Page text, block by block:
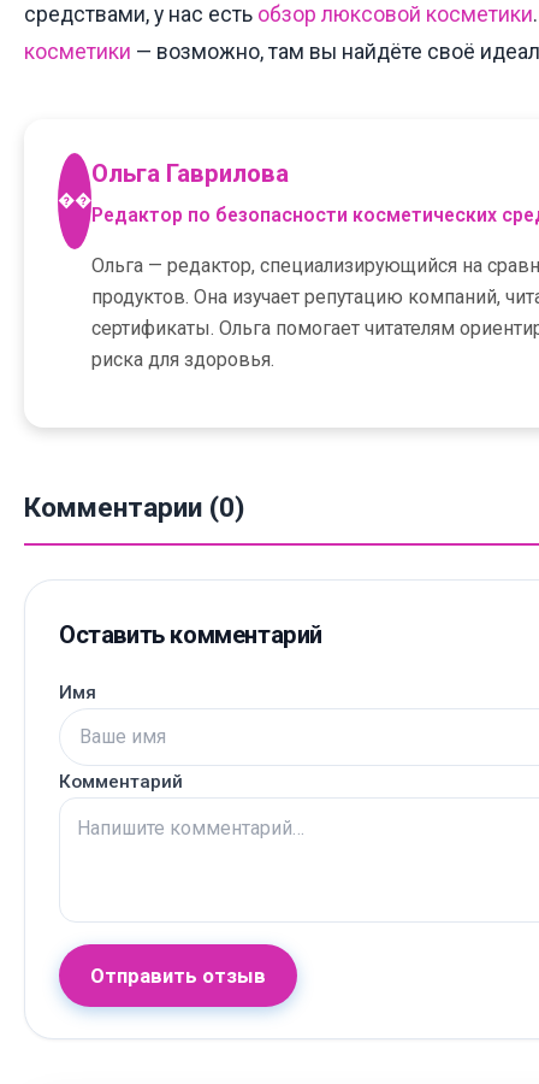
средствами, у нас есть обзор люксовой косметики
косметики — возможно, там вы найдёте своё
��
Ольга Гаврилова
Редактор по безопасности косметических
Ольга — редактор, специализирующийся на
продуктов. Она изучает репутацию компаний,
сертификаты. Ольга помогает читателям
риска для здоровья.
Комментарии (0)
Оставить комментарий
Имя
Комментарий
Отправить отзыв